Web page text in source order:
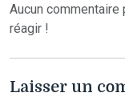
Aucun
réagir !
Laisser un